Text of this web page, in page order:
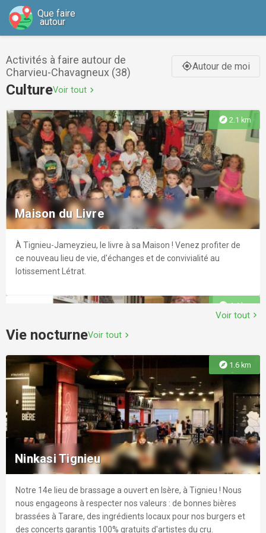
Que faire
autour
Activités à faire autour de
Charvieu-Chavagneux (38)
gps_fixedAutour de moi
CultureVoir tout chevron_right
explore 2.1 km
Maison du Livre
À Tignieu-Jameyzieu, le livre à sa Maison ! Venez profiter de
ce nouveau lieu de vie, d'échanges et de convivialité au
lotissement Létrat.
explore4.4 km
Bibliothèque de Saint-Romain-de-Jalionas
La consultation sur place des documents ou la visite des
expositions sont ouvertes à tout le monde et ne nécessitent
pas d’inscription. En revanche, le prêt d’ouvrages est soumis au
règlement d’une cotisation annuelle.
explore5.3 km
Voir tout chevron_right
Vie nocturneVoir tout chevron_right
explore 1.6 km
Ninkasi Tignieu
Notre 14e lieu de brassage a ouvert en Isère, à Tignieu ! Nous
nous engageons à respecter nos valeurs : de bonnes bières
brassées à Tarare, des ingrédients locaux pour nos burgers et
des concerts garantis 100% gratuits d'artistes du cru.